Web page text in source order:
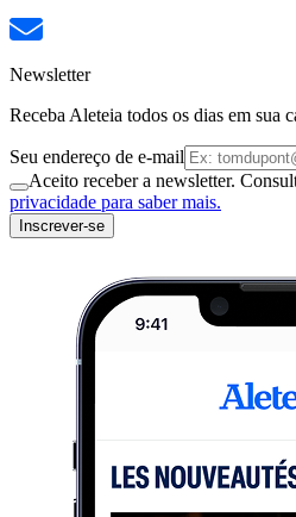
Newsletter
Receba Aleteia todos os dias em sua
Seu endereço de e-mail
Aceito receber a newsletter.
privacidade para saber mais.
Inscrever-se